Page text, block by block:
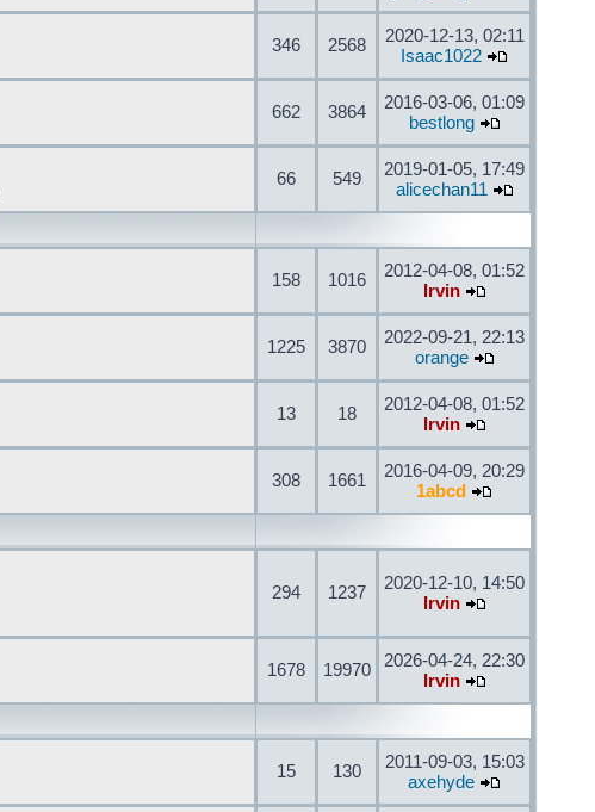
346 2568
2020-12-13, 02:11
Isaac1022
662 3864
2016-03-06, 01:09
bestlong
66 549
2019-01-05, 17:49
alicechan11
158 1016
2012-04-08, 01:52
Irvin
1225 3870
2022-09-21, 22:13
orange
13 18
2012-04-08, 01:52
Irvin
308 1661
2016-04-09, 20:29
1abcd
294 1237
2020-12-10, 14:50
Irvin
1678 19970
2026-04-24, 22:30
Irvin
15 130
2011-09-03, 15:03
axehyde